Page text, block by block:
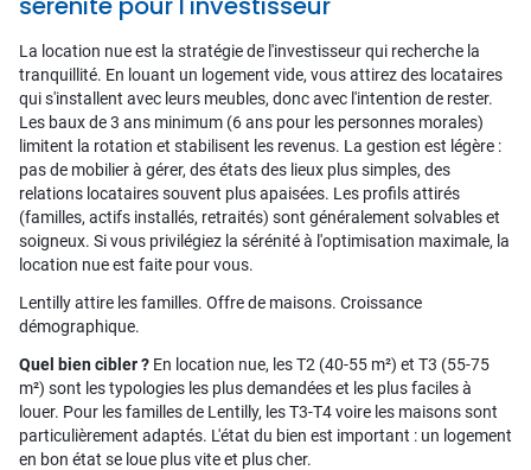
La location nue est la stratégie de l'investisseur qui recherche la
tranquillité. En louant un logement vide, vous attirez des locataires
qui s'installent avec leurs meubles, donc avec l'intention de rester.
Les baux de 3 ans minimum (6 ans pour les personnes morales)
limitent la rotation et stabilisent les revenus. La gestion est légère :
pas de mobilier à gérer, des états des lieux plus simples, des
relations locataires souvent plus apaisées. Les profils attirés
(familles, actifs installés, retraités) sont généralement solvables et
soigneux. Si vous privilégiez la sérénité à l'optimisation maximale, la
location nue est faite pour vous.
Lentilly attire les familles. Offre de maisons. Croissance
démographique.
Quel bien cibler ? En location nue, les T2 (40-55 m²) et T3 (55-75
m²) sont les typologies les plus demandées et les plus faciles à
louer. Pour les familles de Lentilly, les T3-T4 voire les maisons sont
particulièrement adaptés. L'état du bien est important : un logement
en bon état se loue plus vite et plus cher.